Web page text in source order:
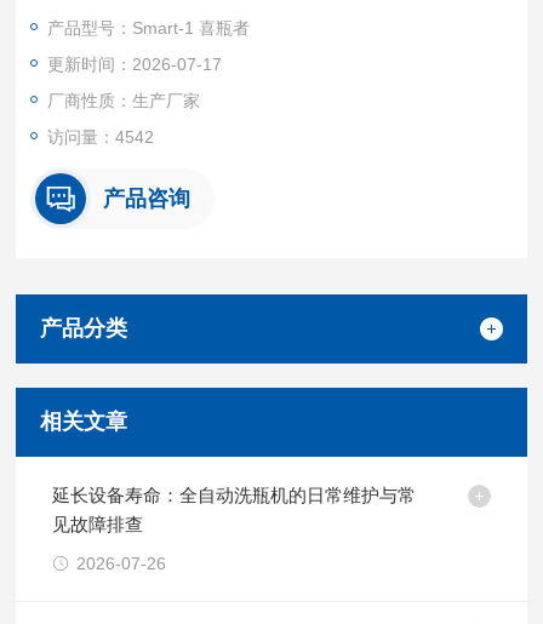
产品型号：Smart-1 喜瓶者
更新时间：2026-07-17
厂商性质：生产厂家
访问量：4542
产品咨询
产品分类
相关文章
延长设备寿命：全自动洗瓶机的日常维护与常
见故障排查
2026-07-26